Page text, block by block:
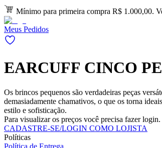
Mínimo para primeira compra R$ 1.000,00.
Meus Pedidos
EARCUFF CINCO
Os brincos pequenos são verdadeiras peças
demasiadamente chamativos, o que os torna
estilo e sofisticação.
Para visualizar os preços você precisa fazer login.
CADASTRE-SE/LOGIN COMO LOJISTA
Políticas
Política de Entrega